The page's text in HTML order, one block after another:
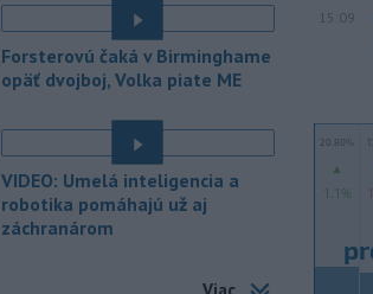
14:17 -
V bratislavskej rafinérii
Slovnaft horí uskladnený ropný
produkt.
TASR o tom informovala
rafinéria s tým, že obyvateľom nehrozí
13:50 - Jedným zo zdravotných rizík
na festivale môže byť vyššia
úroveň hluku. Je preto dobré držať sa
Forsterovú čaká v Birminghame
opäť dvojboj, Volka piate ME
VIDEO: Umelá inteligencia a
robotika pomáhajú už aj
záchranárom
15:09